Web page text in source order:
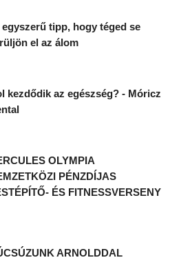
egyszerű tipp, hogy téged se
el az álom
kezdődik az egészség? - Móricz
OLYMPIA
PÉNZDÍJAS
ÉS FITNESSVERSENY
ARNOLDDAL